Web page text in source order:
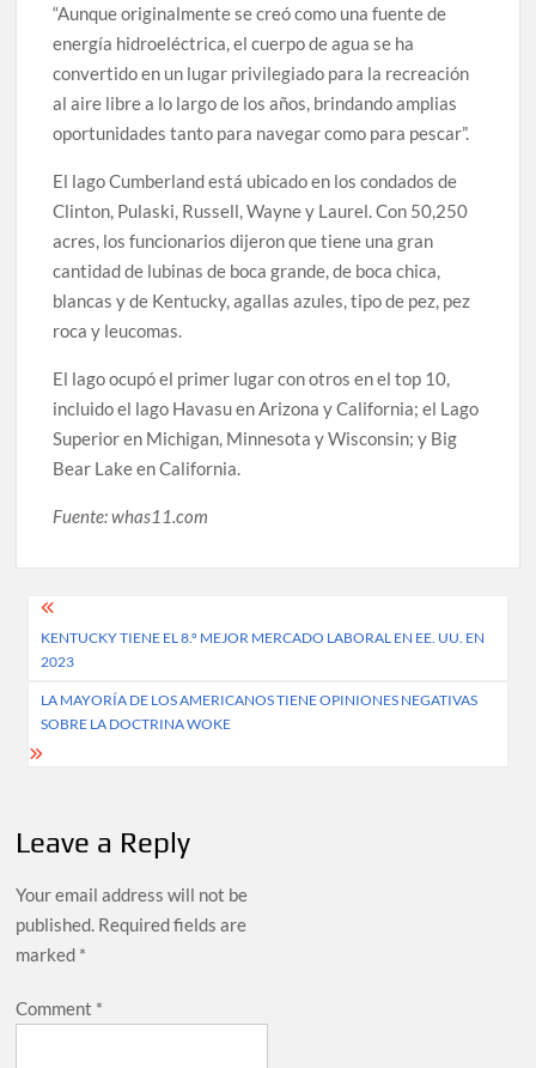
“Aunque originalmente se creó como una fuente de
energía hidroeléctrica, el cuerpo de agua se ha
convertido en un lugar privilegiado para la recreación
al aire libre a lo largo de los años, brindando amplias
oportunidades tanto para navegar como para pescar”.
El lago Cumberland está ubicado en los condados de
Clinton, Pulaski, Russell, Wayne y Laurel. Con 50,250
acres, los funcionarios dijeron que tiene una gran
cantidad de lubinas de boca grande, de boca chica,
blancas y de Kentucky, agallas azules, tipo de pez, pez
roca y leucomas.
El lago ocupó el primer lugar con otros en el top 10,
incluido el lago Havasu en Arizona y California; el Lago
Superior en Michigan, Minnesota y Wisconsin; y Big
Bear Lake en California.
Fuente: whas11.com
Post
navigation
KENTUCKY TIENE EL 8.º MEJOR MERCADO LABORAL EN EE. UU. EN
2023
LA MAYORÍA DE LOS AMERICANOS TIENE OPINIONES NEGATIVAS
SOBRE LA DOCTRINA WOKE
Leave a Reply
Your email address will not be
published. Required fields are
marked *
Comment *